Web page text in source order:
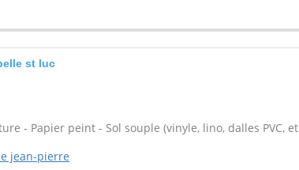
st luc
- Papier peint - Sol souple (vinyle, lino, dalles PVC,
jean-pierre